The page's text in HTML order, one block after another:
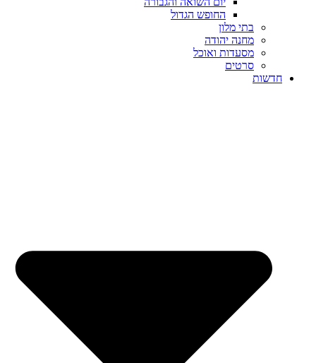
החופש הגדול
בתי מלון
מחנה יהודה
מסעדות ואוכל
סרטים
חדשות